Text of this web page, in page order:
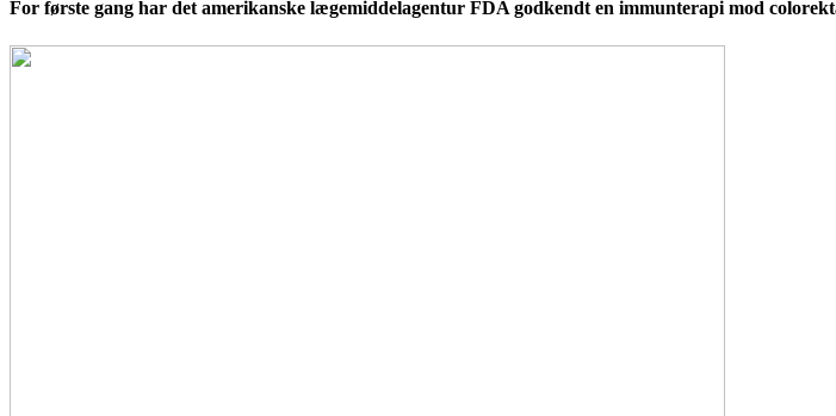
For første gang har det amerikanske lægemiddelagentur FDA godkendt en immunterapi mod